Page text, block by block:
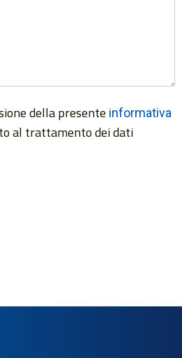
della presente informativa
al trattamento dei dati